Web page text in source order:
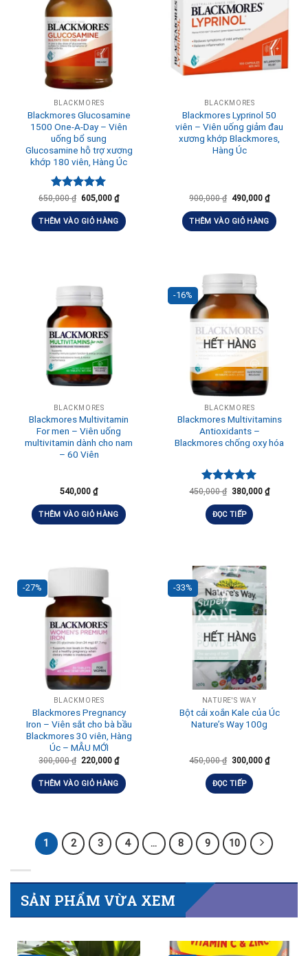
BLACKMORES
Blackmores Glucosamine
1500 One-A-Day – Viên
uống bổ sung
Glucosamine hỗ trợ xương
khớp 180 viên, Hàng Úc
Được xếp
5 sao
650,000₫ 605,000 ₫
THÊM VÀO GIỎ HÀNG
BLACKMORES
Blackmores Lyprinol 50
viên – Viên uống giảm đau
xương khớp Blackmores,
Hàng Úc
900,000₫ 490,000 ₫
THÊM VÀO GIỎ HÀNG
BLACKMORES
Blackmores Multivitamin
For men – Viên uống
multivitamin dành cho nam
– 60 Viên
540,000 ₫
THÊM VÀO GIỎ HÀNG
-16%
HẾT HÀNG
BLACKMORES
Blackmores Multivitamins
Antioxidants –
Blackmores chống oxy hóa
Được xếp
5 sao
450,000₫ 380,000 ₫
ĐỌC TIẾP
-27%
BLACKMORES
Blackmores Pregnancy
Iron – Viên sắt cho bà bầu
Blackmores 30 viên, Hàng
Úc – MẪU MỚI
300,000₫ 220,000 ₫
THÊM VÀO GIỎ HÀNG
-33%
HẾT HÀNG
NATURE'S WAY
Bột cải xoắn Kale của Úc
Nature’s Way 100g
450,000₫ 300,000 ₫
ĐỌC TIẾP
1 2 3 4 … 8 9 10
SẢN PHẨM VỪA XEM